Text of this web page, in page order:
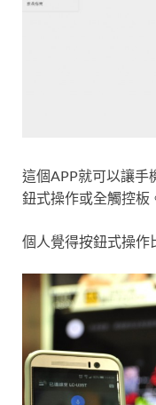
這個APP就可以讓手
鈕式操作或全觸控板
個人覺得按鈕式操作